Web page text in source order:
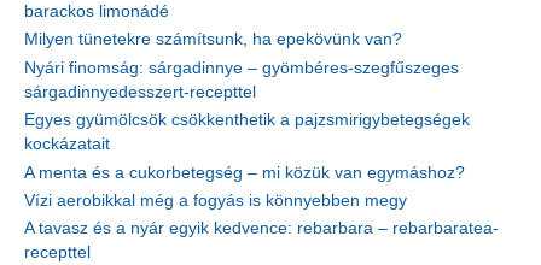
barackos limonádé
Milyen tünetekre számítsunk, ha epekövünk van?
Nyári finomság: sárgadinnye – gyömbéres-szegfűszeges
sárgadinnyedesszert-recepttel
Egyes gyümölcsök csökkenthetik a pajzsmirigybetegségek
kockázatait
A menta és a cukorbetegség – mi közük van egymáshoz?
Vízi aerobikkal még a fogyás is könnyebben megy
A tavasz és a nyár egyik kedvence: rebarbara – rebarbaratea-
recepttel